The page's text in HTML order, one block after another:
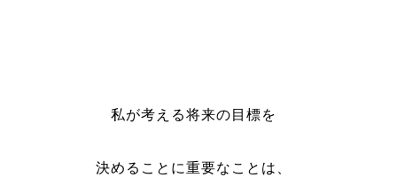
私が考える将来の目標を
決めることに重要なことは、